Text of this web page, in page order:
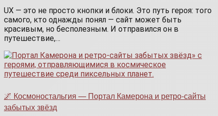
UX — это не просто кнопки и блоки. Это путь героя: того
самого, кто однажды понял — сайт может быть
красивым, но бесполезным. И отправился он в
путешествие,…
🌌 Космоностальгия — Портал Камерона и ретро-сайты
забытых звёзд